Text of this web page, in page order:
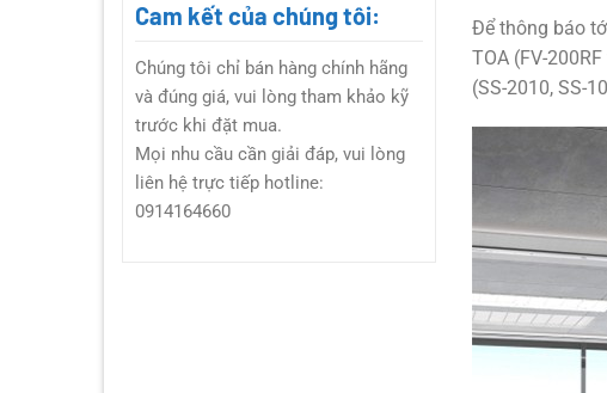
Cam kết của chúng tôi:
Chúng tôi chỉ bán hàng chính hãng
và đúng giá, vui lòng tham khảo kỹ
trước khi đặt mua.
Mọi nhu cầu cần giải đáp, vui lòng
liên hệ trực tiếp hotline:
0914164660
Để thông báo
TOA (FV-
(SS-2010, SS-